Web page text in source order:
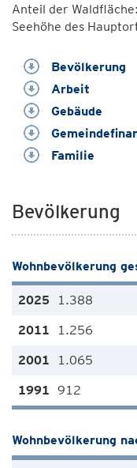
Anteil der
Seehöhe des
Bevölkerung
Arbeit
Gebäude
Familie
Bevölkerung
Wohnbevölkerung
1.388
1.256
1.065
912
Wohnbevölkerung